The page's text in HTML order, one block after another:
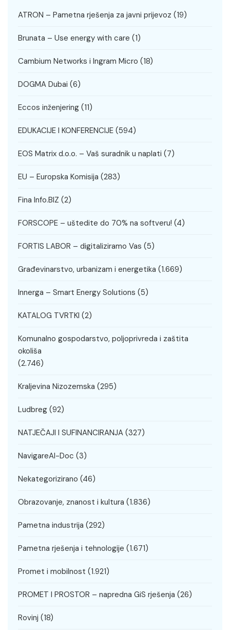
ATRON – Pametna rješenja za javni prijevoz (19)
Brunata – Use energy with care (1)
Cambium Networks i Ingram Micro (18)
DOGMA Dubai (6)
Eccos inženjering (11)
EDUKACIJE I KONFERENCIJE (594)
EOS Matrix d.o.o. – Vaš suradnik u naplati (7)
EU – Europska Komisija (283)
Fina Info.BIZ (2)
FORSCOPE – uštedite do 70% na softveru! (4)
FORTIS LABOR – digitaliziramo Vas (5)
Građevinarstvo, urbanizam i energetika (1.669)
Innerga – Smart Energy Solutions (5)
KATALOG TVRTKI (2)
Komunalno gospodarstvo, poljoprivreda i zaštita
okoliša
(2.746)
Kraljevina Nizozemska (295)
Ludbreg (92)
NATJEČAJI I SUFINANCIRANJA (327)
NavigareAI-Doc (3)
Nekategorizirano (46)
Obrazovanje, znanost i kultura (1.836)
Pametna industrija (292)
Pametna rješenja i tehnologije (1.671)
Promet i mobilnost (1.921)
PROMET I PROSTOR – napredna GiS rješenja (26)
Rovinj (18)